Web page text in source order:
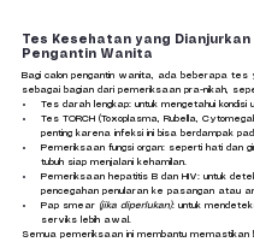
Tes Kesehatan yang Dianjurkan
Pengantin Wanita
Bagi calon pengantin wanita, ada beberapa tes
sebagai bagian dari pemeriksaan pra-nikah,
Tes darah lengkap: untuk mengetahui kondisi
Tes TORCH (Toxoplasma, Rubella,
penting karena infeksi ini bisa berdampak
Pemeriksaan fungsi organ: seperti hati dan
tubuh siap menjalani kehamilan.
Pemeriksaan hepatitis B dan HIV: untuk
pencegahan penularan ke pasangan atau
Pap smear (jika diperlukan): untuk
serviks lebih awal.
Semua pemeriksaan ini membantu memastikan